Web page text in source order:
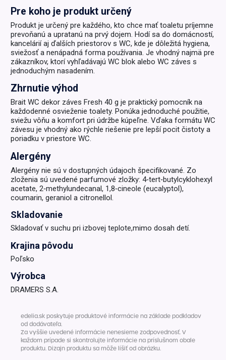
Pre koho je produkt určený
Produkt je určený pre každého, kto chce mať toaletu príjemne
prevoňanú a upratanú na prvý dojem. Hodí sa do domácností,
kancelárií aj ďalších priestorov s WC, kde je dôležitá hygiena,
sviežosť a nenápadná forma používania. Je vhodný najmä pre
zákazníkov, ktorí vyhľadávajú WC blok alebo WC záves s
jednoduchým nasadením.
Zhrnutie výhod
Brait WC dekor záves Fresh 40 g je praktický pomocník na
každodenné osvieženie toalety. Ponúka jednoduché použitie,
sviežu vôňu a komfort pri údržbe kúpeľne. Vďaka formátu WC
závesu je vhodný ako rýchle riešenie pre lepší pocit čistoty a
poriadku v priestore WC.
Alergény
Alergény nie sú v dostupných údajoch špecifikované. Zo
zloženia sú uvedené parfumové zložky: 4‑tert‑butylcyklohexyl
acetate, 2‑methylundecanal, 1,8‑cineole (eucalyptol),
coumarin, geraniol a citronellol.
Skladovanie
Skladovať v suchu pri izbovej teplote,mimo dosah detí.
Krajina pôvodu
Poľsko
Výrobca
DRAMERS S.A.
edelia.sk poskytuje produktové informácie na základe podkladov
od dodávateľa.
Za vyššie uvedené informácie nenesieme zodpovednosť. V
každom prípade si skontrolujte informácie na príslušnom obale
produktu. Dizajn produktu sa môže líšiť od obrázku.